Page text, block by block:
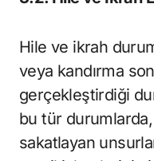
Hile ve ikrah
veya kandırma
gerçekleştirdiği
bu tür
sakatlayan